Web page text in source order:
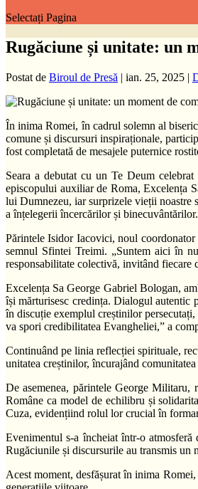
Selectați Pagina
Rugăciune și unitate: un
Postat de Biroul de Presă | ian. 25, 2025 |
În inima Romei, în cadrul solemn al
comune și discursuri inspiraționale,
fost completată de mesajele puternice
Seara a debutat cu un Te Deum
episcopului auxiliar de Roma, Excelența
lui Dumnezeu, iar surprizele vieții noastre
a înțelegerii încercărilor și binecuvântărilor.
Părintele Isidor Iacovici, noul
semnul Sfintei Treimi. „Suntem aici în
responsabilitate colectivă, invitând
Excelența Sa George Gabriel Bologan,
își mărturisesc credința. Dialogul autentic
în discuție exemplul creștinilor
va spori credibilitatea Evangheliei,” a
Continuând pe linia reflecției spirituale,
unitatea creștinilor, încurajând
De asemenea, părintele George
Române ca model de echilibru și
Cuza, evidențiind rolul lor crucial în
Evenimentul s-a încheiat într-o atmosferă
Rugăciunile și discursurile au transmis un
Acest moment, desfășurat în inima